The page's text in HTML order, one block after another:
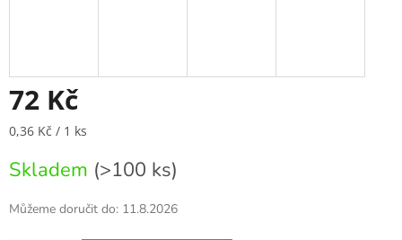
72 Kč
Měrná
0,36 Kč / 1 ks
Skladem (>100 ks)
Můžeme doručit do: 11.8.2026